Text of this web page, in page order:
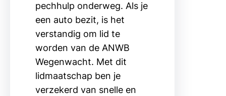
pechhulp onderweg. Als je
een auto bezit, is het
verstandig om lid te
worden van de ANWB
Wegenwacht. Met dit
lidmaatschap ben je
verzekerd van snelle en